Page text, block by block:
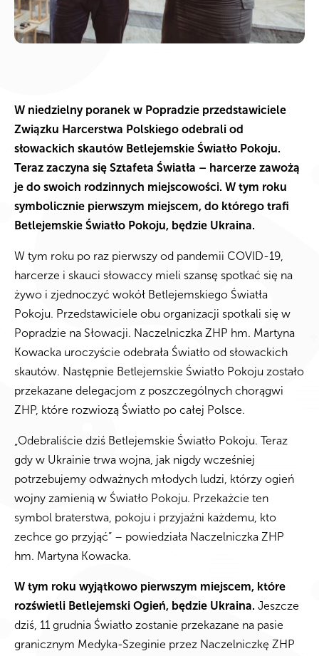
W niedzielny poranek w Popradzie przedstawiciele
Związku Harcerstwa Polskiego odebrali od
słowackich skautów Betlejemskie Światło Pokoju.
Teraz zaczyna się Sztafeta Światła – harcerze zawożą
je do swoich rodzinnych miejscowości. W tym roku
symbolicznie pierwszym miejscem, do którego trafi
Betlejemskie Światło Pokoju, będzie Ukraina.
W tym roku po raz pierwszy od pandemii COVID-19,
harcerze i skauci słowaccy mieli szansę spotkać się na
żywo i zjednoczyć wokół Betlejemskiego Światła
Pokoju. Przedstawiciele obu organizacji spotkali się w
Popradzie na Słowacji. Naczelniczka ZHP hm. Martyna
Kowacka uroczyście odebrała Światło od słowackich
skautów. Następnie Betlejemskie Światło Pokoju zostało
przekazane delegacjom z poszczególnych chorągwi
ZHP, które rozwiozą Światło po całej Polsce.
„Odebraliście dziś Betlejemskie Światło Pokoju. Teraz
gdy w Ukrainie trwa wojna, jak nigdy wcześniej
potrzebujemy odważnych młodych ludzi, którzy ogień
wojny zamienią w Światło Pokoju. Przekażcie ten
symbol braterstwa, pokoju i przyjaźni każdemu, kto
zechce go przyjąć” – powiedziała Naczelniczka ZHP
hm. Martyna Kowacka.
W tym roku wyjątkowo pierwszym miejscem, które
rozświetli Betlejemski Ogień, będzie Ukraina. Jeszcze
dziś, 11 grudnia Światło zostanie przekazane na pasie
granicznym Medyka-Szeginie przez Naczelniczkę ZHP